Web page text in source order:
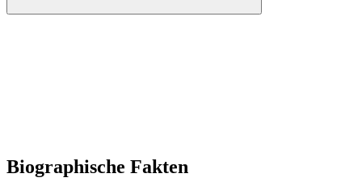
Biographische Fakten